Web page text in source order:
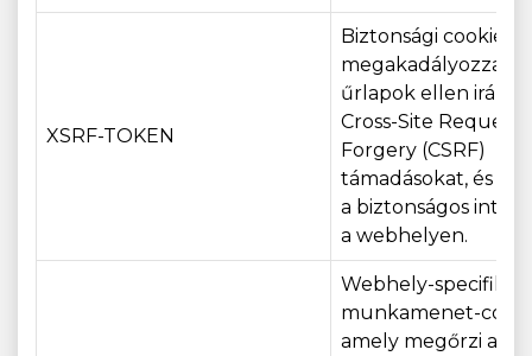
XSRF-TOKEN
Biztonsági cookie,
megakadályozza az
űrlapok ellen
Cross-Site Request
Forgery (CSRF)
támadásokat, és
a biztonságos
a webhelyen.
Webhely-specifikus
munkamenet-
amely megőrzi a